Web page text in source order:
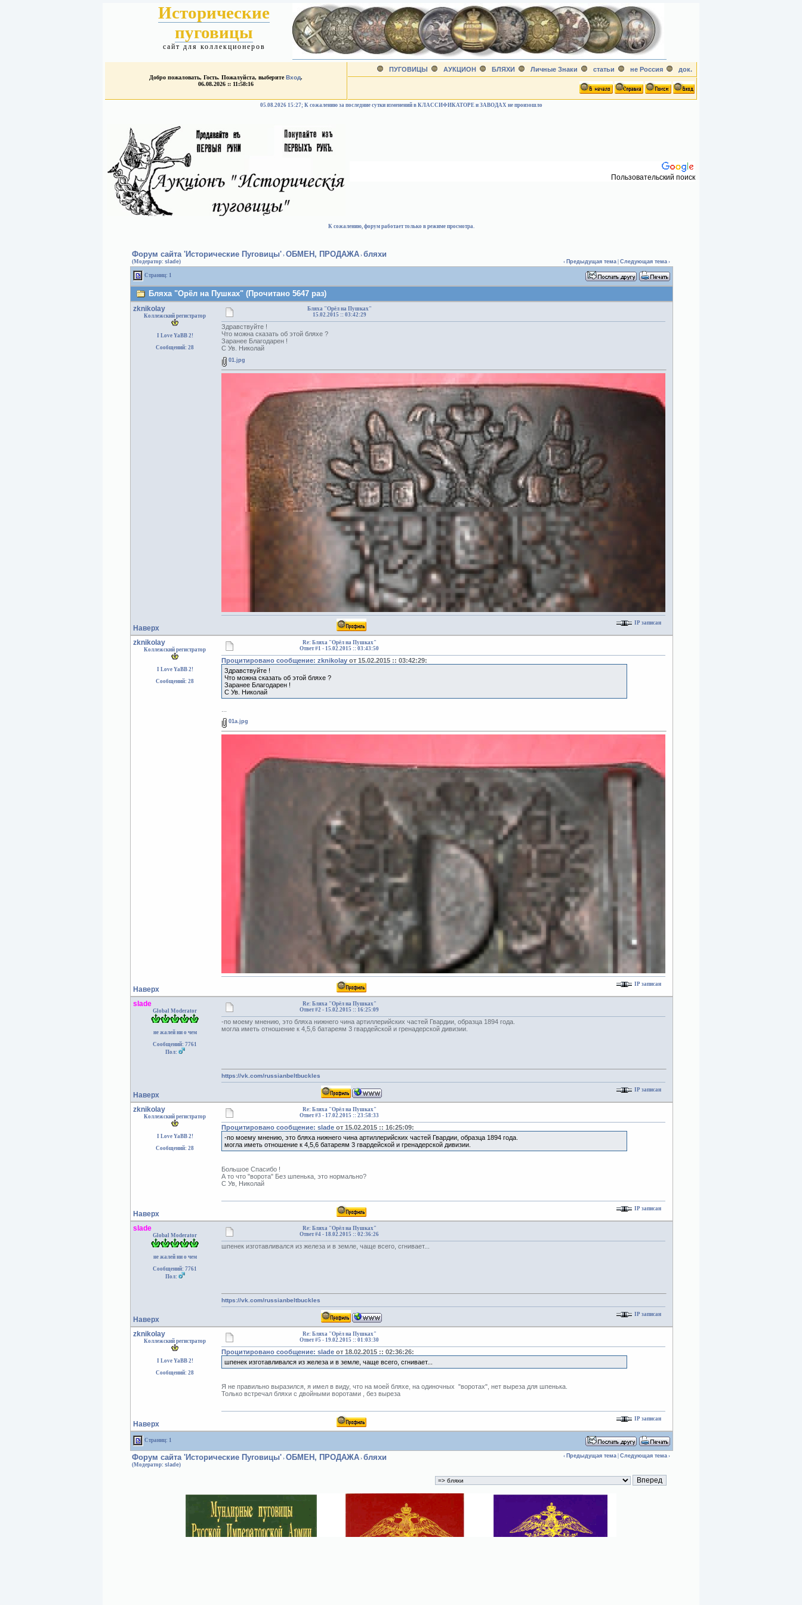
Исторические
пуговицы
сайт для коллекционеров
Добро пожаловать, Гость. Пожалуйста, выберитеВход.
06.08.2026 :: 11:58:16
ПУГОВИЦЫ АУКЦИОН БЛЯХИ Личные Знаки статьи не Россия док.
05.08.2026 15:27; К сожалению за последние сутки изменений в КЛАССИФИКАТОРЕ и ЗАВОДАХ не произошло
Пользовательский поиск
К сожалению, форум работает только в режиме просмотра.
Форум сайта 'Исторические Пуговицы' › ОБМЕН, ПРОДАЖА › бляхи
(Модератор: slade) ‹ Предыдущая тема Следующая тема ›
Страниц: 1
Бляха "Орёл на Пушках" (Прочитано 5647 раз)
zknikolay
Коллежский регистратор
I Love YaBB 2!
Сообщений: 28
Бляха "Орёл на Пушках"
15.02.2015 :: 03:42:29
Здравствуйте !
Что можна сказать об этой бляхе ?
Заранее Благодарен !
С Ув. Николай
Наверх
01.jpg
IP записан
zknikolay
Коллежский регистратор
I Love YaBB 2!
Сообщений: 28
Re: Бляха "Орёл на Пушках"
Ответ #1 - 15.02.2015 :: 03:43:50
Процитировано сообщение: zknikolay от 15.02.2015 :: 03:42:29:
Здравствуйте !
Что можна сказать об этой бляхе ?
Заранее Благодарен !
С Ув. Николай
Наверх
01a.jpg
IP записан
slade
Global Moderator
не жалей ни о чем
Сообщений: 7761
Пол:
Re: Бляха "Орёл на Пушках"
Ответ #2 - 15.02.2015 :: 16:25:09
-по моему мнению, это бляха нижнего чина артиллерийских частей Гвардии, образца 1894 года.
могла иметь отношение к 4,5,6 батареям 3 гвардейской и гренадерской дивизии.
Наверх
https://vk.com/russianbeltbuckles
IP записан
zknikolay
Коллежский регистратор
I Love YaBB 2!
Сообщений: 28
Re: Бляха "Орёл на Пушках"
Ответ #3 - 17.02.2015 :: 23:58:33
Процитировано сообщение: slade от 15.02.2015 :: 16:25:09:
-по моему мнению, это бляха нижнего чина артиллерийских частей Гвардии, образца 1894 года.
могла иметь отношение к 4,5,6 батареям 3 гвардейской и гренадерской дивизии.
Большое Спасибо !
А то что "ворота" Без шпенька, это нормально?
С Ув, Николай
Наверх
IP записан
slade
Global Moderator
не жалей ни о чем
Сообщений: 7761
Пол:
Re: Бляха "Орёл на Пушках"
Ответ #4 - 18.02.2015 :: 02:36:26
шпенек изготавливался из железа и в земле, чаще всего, сгнивает...
Наверх
https://vk.com/russianbeltbuckles
IP записан
zknikolay
Коллежский регистратор
I Love YaBB 2!
Сообщений: 28
Re: Бляха "Орёл на Пушках"
Ответ #5 - 19.02.2015 :: 01:03:30
Процитировано сообщение: slade от 18.02.2015 :: 02:36:26:
шпенек изготавливался из железа и в земле, чаще всего, сгнивает...
Я не правильно выразился, я имел в виду, что на моей бляхе, на одиночных "воротах", нет выреза для шпенька.
Только встречал бляхи с двойными воротами , без выреза
Наверх
IP записан
Страниц: 1
Форум сайта 'Исторические Пуговицы' › ОБМЕН, ПРОДАЖА › бляхи
(Модератор: slade)
‹ Предыдущая тема Следующая тема ›